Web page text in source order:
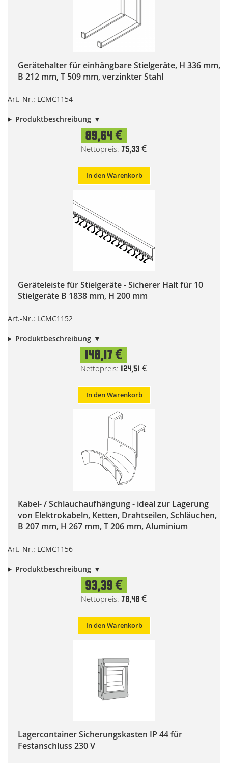
Gerätehalter für einhängbare Stielgeräte, H 336 mm,
B 212 mm, T 509 mm, verzinkter Stahl
Art.-Nr.: LCMC1154
Produktbeschreibung
89,64 €
75,33 €
In den Warenkorb
Geräteleiste für Stielgeräte - Sicherer Halt für 10
Stielgeräte B 1838 mm, H 200 mm
Art.-Nr.: LCMC1152
Produktbeschreibung
148,17 €
124,51 €
In den Warenkorb
Kabel- / Schlauchaufhängung - ideal zur Lagerung
von Elektrokabeln, Ketten, Drahtseilen, Schläuchen,
B 207 mm, H 267 mm, T 206 mm, Aluminium
Art.-Nr.: LCMC1156
Produktbeschreibung
93,39 €
78,48 €
In den Warenkorb
Lagercontainer Sicherungskasten IP 44 für
Festanschluss 230 V